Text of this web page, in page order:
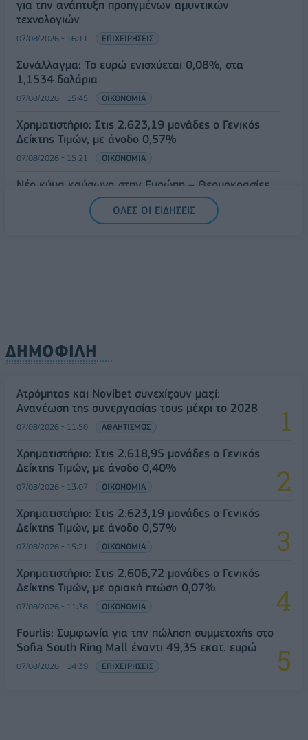
για την ανάπτυξη προηγμένων αμυντικών
τεχνολογιών
07/08/2026 - 16:11 ΕΠΙΧΕΙΡΗΣΕΙΣ
Συνάλλαγμα: Το ευρώ ενισχύεται 0,08%, στα
1,1534 δολάρια
07/08/2026 - 15:45 ΟΙΚΟΝΟΜΙΑ
Χρηματιστήριο: Στις 2.623,19 μονάδες ο Γενικός
Δείκτης Τιμών, με άνοδο 0,57%
07/08/2026 - 15:21 ΟΙΚΟΝΟΜΙΑ
Νέο κύμα καύσωνα στην Ευρώπη – Θερμοκρασίες
άνω των 40°C σε Ιταλία, Ισπανία και Βαλκάνια
ΟΛΕΣ ΟΙ ΕΙΔΗΣΕΙΣ
ΔΗΜΟΦΙΛΗ
Ατρόμητος και Novibet συνεχίζουν μαζί:
Ανανέωση της συνεργασίας τους μέχρι το 2028
07/08/2026 - 11:50 ΑΘΛΗΤΙΣΜΟΣ
Χρηματιστήριο: Στις 2.618,95 μονάδες ο Γενικός
Δείκτης Τιμών, με άνοδο 0,40%
07/08/2026 - 13:07 ΟΙΚΟΝΟΜΙΑ
Χρηματιστήριο: Στις 2.623,19 μονάδες ο Γενικός
Δείκτης Τιμών, με άνοδο 0,57%
07/08/2026 - 15:21 ΟΙΚΟΝΟΜΙΑ
Χρηματιστήριο: Στις 2.606,72 μονάδες ο Γενικός
Δείκτης Τιμών, με οριακή πτώση 0,07%
07/08/2026 - 11:38 ΟΙΚΟΝΟΜΙΑ
Fourlis: Συμφωνία για την πώληση συμμετοχής στο
Sofia South Ring Mall έναντι 49,35 εκατ. ευρώ
07/08/2026 - 14:39 ΕΠΙΧΕΙΡΗΣΕΙΣ